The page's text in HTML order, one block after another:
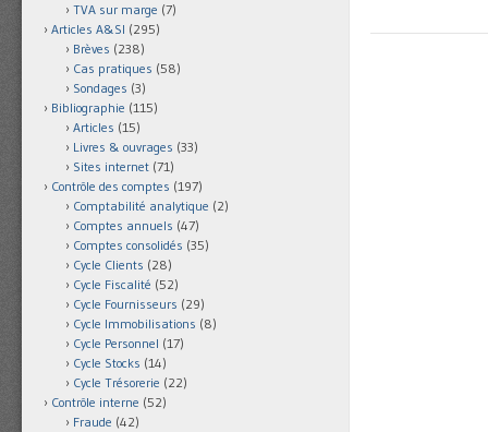
TVA sur marge (7)
Articles A&SI (295)
Brèves (238)
Cas pratiques (58)
Sondages (3)
Bibliographie (115)
Articles (15)
Livres & ouvrages (33)
Sites internet (71)
Contrôle des comptes (197)
Comptabilité analytique (2)
Comptes annuels (47)
Comptes consolidés (35)
Cycle Clients (28)
Cycle Fiscalité (52)
Cycle Fournisseurs (29)
Cycle Immobilisations (8)
Cycle Personnel (17)
Cycle Stocks (14)
Cycle Trésorerie (22)
Contrôle interne (52)
Fraude (42)